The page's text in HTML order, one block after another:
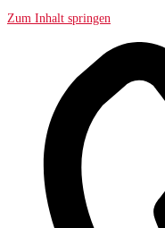
Zum Inhalt springen